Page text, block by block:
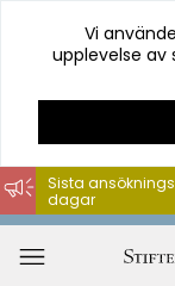
Hoppa
till
innehåll
Vi
upplevelse av
Sista
dagar